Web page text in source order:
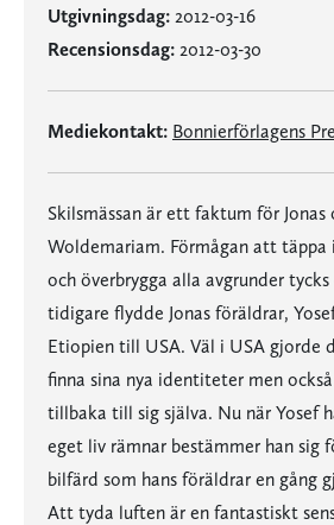
Utgivningsdag: 2012-03-16
Recensionsdag: 2012-03-30
Mediekontakt: Bonnierförlagens
Skilsmässan är ett faktum för Jonas
Woldemariam. Förmågan att täppa
och överbrygga alla avgrunder
tidigare flydde Jonas föräldrar,
Etiopien till USA. Väl i USA gjorde
finna sina nya identiteter men
tillbaka till sig själva. Nu när Yosef
eget liv rämnar bestämmer han sig
bilfärd som hans föräldrar en gång
Att tyda luften är en fantastiskt